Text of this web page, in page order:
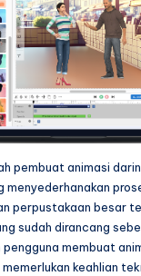
pembuat animasi
menyederhanakan
perpustakaan besar
sudah dirancang
pengguna membuat
keahlian